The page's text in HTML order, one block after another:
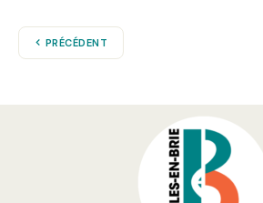
PRÉCÉDENT